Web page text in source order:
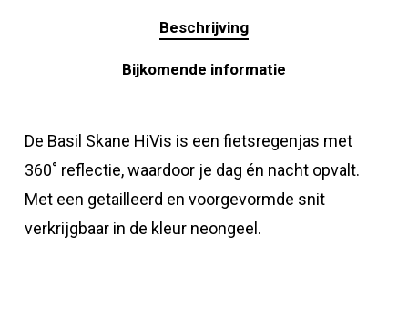
Beschrijving
Bijkomende informatie
De Basil Skane HiVis is een fietsregenjas met
360˚ reflectie, waardoor je dag én nacht opvalt.
Met een getailleerd en voorgevormde snit
verkrijgbaar in de kleur neongeel.